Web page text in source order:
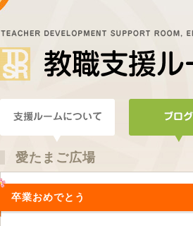
愛たまご広場
卒業おめでとう